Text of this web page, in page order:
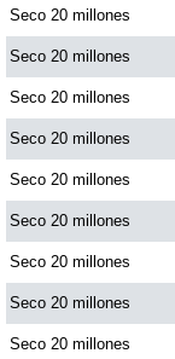
Seco 20 millones
Seco 20 millones
Seco 20 millones
Seco 20 millones
Seco 20 millones
Seco 20 millones
Seco 20 millones
Seco 20 millones
Seco 20 millones